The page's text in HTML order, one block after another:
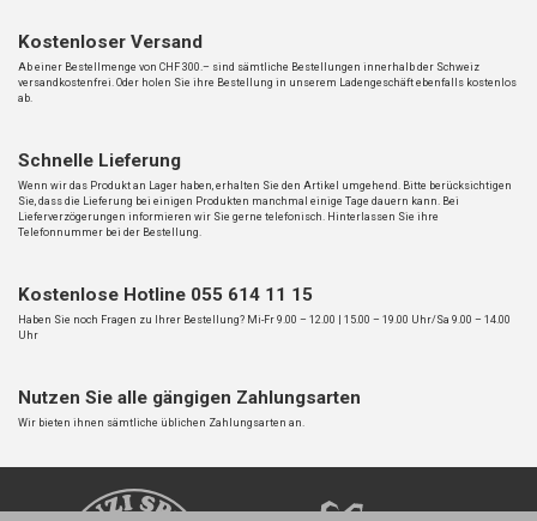
Kostenloser Versand
Ab einer Bestellmenge von CHF 300.– sind sämtliche Bestellungen innerhalb der Schweiz
versandkostenfrei. Oder holen Sie ihre Bestellung in unserem Ladengeschäft ebenfalls kostenlos
ab.
Schnelle Lieferung
Wenn wir das Produkt an Lager haben, erhalten Sie den Artikel umgehend. Bitte berücksichtigen
Sie, dass die Lieferung bei einigen Produkten manchmal einige Tage dauern kann. Bei
Lieferverzögerungen informieren wir Sie gerne telefonisch. Hinterlassen Sie ihre
Telefonnummer bei der Bestellung.
Kostenlose Hotline 055 614 11 15
Haben Sie noch Fragen zu Ihrer Bestellung? Mi-Fr 9.00 – 12.00 | 15.00 – 19.00 Uhr/Sa 9.00 – 14.00
Uhr
Nutzen Sie alle gängigen Zahlungsarten
Wir bieten ihnen sämtliche üblichen Zahlungsarten an.